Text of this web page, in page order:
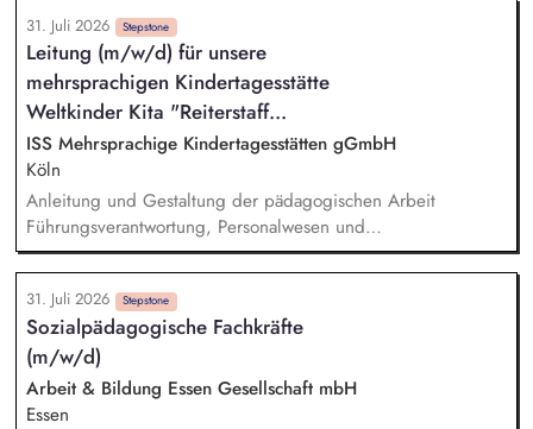
individuellen Lebensgeschichten. Systemisches Denken:
Zusammenhänge erkennen, Verhalten einordnen, Muster
verstehen. Förderung von Identitätsentwicklung, Selbstwert
und individuellen Stärken. Begleitung in lebenspraktischen
Bereichen (Alltag, Schule, Freizeit, Verantwortung).
Zusammenarbeit mit Eltern, Sorgeberechtigten, Schulen,
Therapeut*innen und Jugendämtern.
31. Juli 2026 Stepstone
Leitung (m/w/d) für unsere
mehrsprachigen Kindertagesstätte
Weltkinder Kita "Reiterstaff...
ISS Mehrsprachige Kindertagesstätten gGmbH
Köln
Anleitung und Gestaltung der pädagogischen Arbeit
Führungsverantwortung, Personalwesen und
Personalentwicklung Steuerung und Verwaltung der
Kindertagesstätte Zusammenarbeit mit dem Träger
Zusammenarbeit mit Eltern Zusammenarbeit und Vernetzung
mit anderen Institutionen Öffentlichkeitsarbeit und
Außenvertretung
31. Juli 2026 Stepstone
Sozialpädagogische Fachkräfte
(m/w/d)
Arbeit & Bildung Essen Gesellschaft mbH
Essen